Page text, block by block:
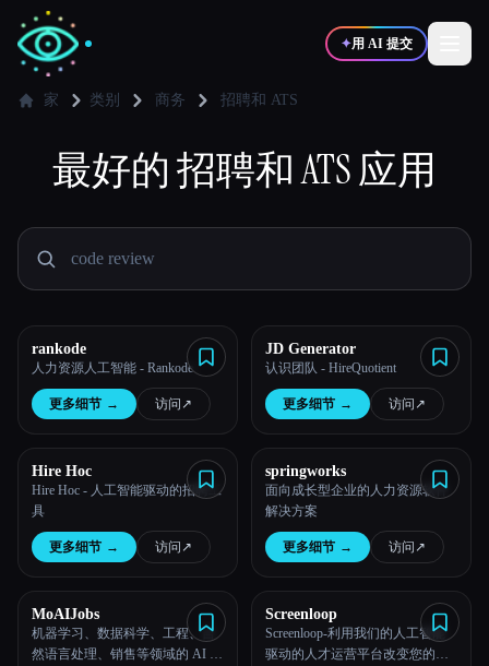
✦用 AI 提交
✍️写作者 🎨 设计师
💻 📈
博客
比较工具
所有分类
家 类别 商务 招聘和 ATS
最好的招聘和 ATS应用
rankode
人力资源人工智能 - Rankode
更多细节 → 访问 ↗︎
JD Generator
认识团队 - HireQuotient
更多细节 → 访问 ↗︎
Hire Hoc
Hire Hoc - 人工智能驱动的招聘工
具
更多细节 → 访问 ↗︎
springworks
面向成长型企业的人力资源软件
解决方案
更多细节 → 访问 ↗︎
MoAIJobs
机器学习、数据科学、工程、自
然语言处理、销售等领域的 AI 职
Screenloop
Screenloop-利用我们的人工智能
驱动的人才运营平台改变您的招